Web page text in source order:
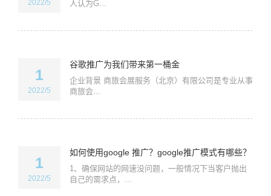
2022/5
人认为G...
1
2022/5
谷歌推广为我们带来第一桶金
企业背景 商旅会展服务（北京）有限公司是专业从事
商旅会...
1
2022/5
如何使用google 推广？google推广模式有哪些？
1、确保网站的网速没问题，一般情况下当客户抛出
自己的需求点，...